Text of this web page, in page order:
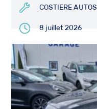
COSTIERE AUTOS
8 juillet 2026